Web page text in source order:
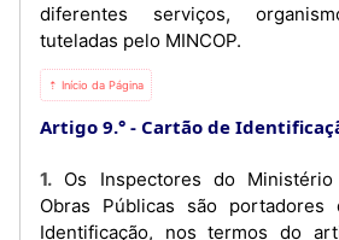
diferentes serviços,
tuteladas pelo MINCOP.
⇡ Início da Página
Artigo 9.° Cartão de
1. Os Inspectores do Ministério da Construção e
Obras Públicas são
Identificação, nos termos do